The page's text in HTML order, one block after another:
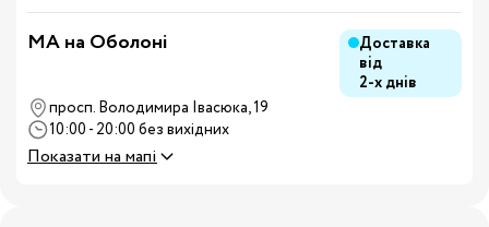
MA на Оболоні
Доставка
від
2-х днів
просп. Володимира Івасюка, 19
10:00 - 20:00 без вихідних
Показати на мапі